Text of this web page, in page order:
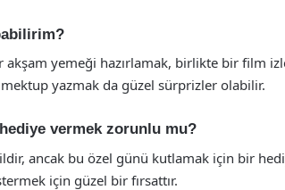
akşam yemeği hazırlamak, birlikte bir film
mektup yazmak da güzel sürprizler olabilir.
vermek zorunlu mu?
ancak bu özel günü kutlamak için bir
için güzel bir fırsattır.